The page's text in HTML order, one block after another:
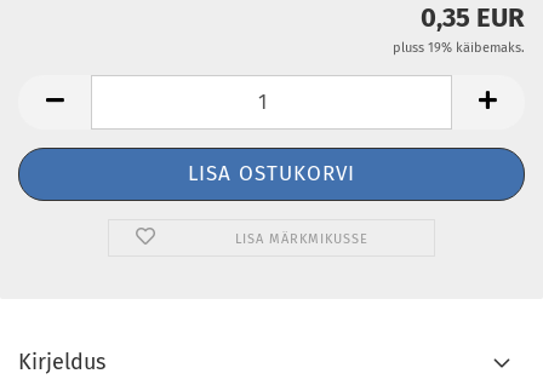
0,35 EUR
pluss 19% käibemaks.
LISA MÄRKMIKUSSE
Kirjeldus